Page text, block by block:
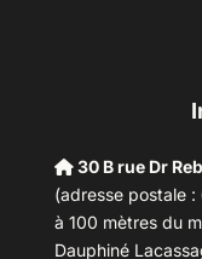
30 B rue Dr
(adresse postale
à 100 mètres du
Dauphiné